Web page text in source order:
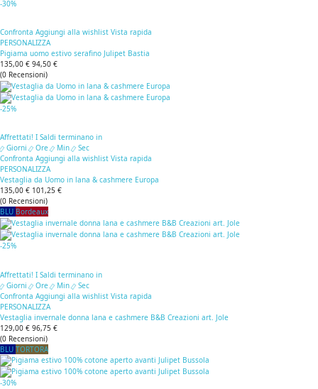
-30%
Confronta Aggiungi alla wishlist Vista rapida
PERSONALIZZA
Pigiama uomo estivo serafino Julipet Bastia
135,00 € 94,50 €
(0 Recensioni)
-25%
Affrettati! I Saldi terminano in
Giorni
Ore Min
Sec
Confronta Aggiungi alla wishlist Vista rapida
PERSONALIZZA
Vestaglia da Uomo in lana & cashmere Europa
135,00 € 101,25 €
(0 Recensioni)
BLU Bordeaux
-25%
Affrettati! I Saldi terminano in
Giorni
Ore Min
Sec
Confronta Aggiungi alla wishlist Vista rapida
PERSONALIZZA
Vestaglia invernale donna lana e cashmere B&B Creazioni art. Jole
129,00 € 96,75 €
(0 Recensioni)
BLU TORTORA
-30%